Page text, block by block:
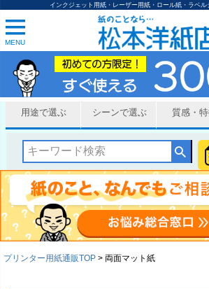
インクジェット用紙・レーザー用紙・ロール紙・ラベル
MENU
用途で選ぶ シーンで選ぶ 質感・
プリンター用紙通販TOP 両面マット紙